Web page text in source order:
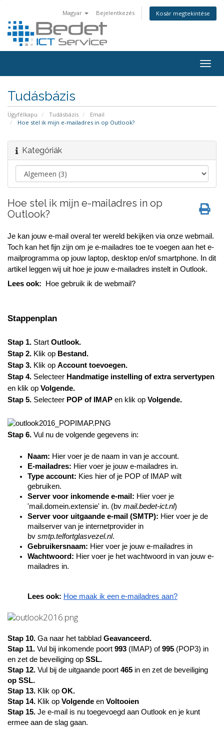
Magyar Bejelentkezés Kosár megtekintése
Tudásbázis
Ügyfélkapu Tudásbázis
Email
Hoe stel ik mijn e-mailadres in op Outlook?
Kategóriák
Hoe stel ik mijn e-mailadres in op
Outlook?
Je kan jouw e-mail overal ter wereld bekijken via onze webmail.
Toch kan het fijn zijn om je e-mailadres toe te voegen aan het e-
mailprogramma op jouw laptop, desktop en/of smartphone. In dit
artikel leggen wij uit hoe je jouw e-mailadres instelt in Outlook.
Lees ook:
Hoe gebruik ik de webmail?
Stappenplan
Stap 1. Start Outlook.
Stap 2. Klik op Bestand.
Stap 3. Klik op Account toevoegen.
Stap 4. Selecteer Handmatige instelling of extra servertypen
en klik op Volgende.
Stap 5. Selecteer POP of IMAP en klik op Volgende.
Stap 6. Vul nu de volgende gegevens in:
Naam: Hier voer je de naam in van je account.
E-mailadres: Hier voer je jouw e-mailadres in.
Type account: Kies hier of je POP of IMAP wilt
gebruiken.
Server voor inkomende e-mail: Hier voer je
'mail.domein.extensie' in. (bv mail.bedet-ict.nl)
Server voor uitgaande e-mail (SMTP): Hier voer je de
mailserver van je internetprovider in
bv smtp.telfortglasvezel.nl.
Gebruikersnaam: Hier voer je jouw e-mailadres in
Wachtwoord: Hier voer je het wachtwoord in van jouw e-
mailadres in.
Lees ook: Hoe maak ik een e-mailadres aan?
Stap 10. Ga naar het tabblad Geavanceerd.
Stap 11. Vul bij inkomende poort 993 (IMAP) of995 (POP3) in
en zet de beveiliging op SSL.
Stap 12. Vul bij de uitgaande poort 465 in en zet de beveiliging
op SSL.
Stap 13. Klik op OK.
Stap 14. Klik op Volgende en Voltooien
Stap 15. Je e-mail is nu toegevoegd aan Outlook en je kunt
ermee aan de slag gaan.